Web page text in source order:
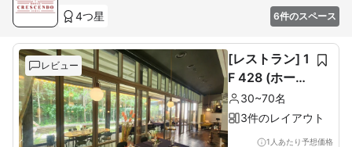
4つ星 6件のスペース
レビュー
[レストラン] 1
F 428 (ホール
60席+ルーム1
0席)
30~70名
3件のレイアウト
1人あたり予想価格